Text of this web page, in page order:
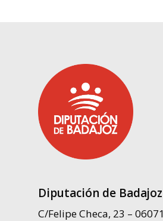
Diputación de Badajoz
C/Felipe Checa, 23 –